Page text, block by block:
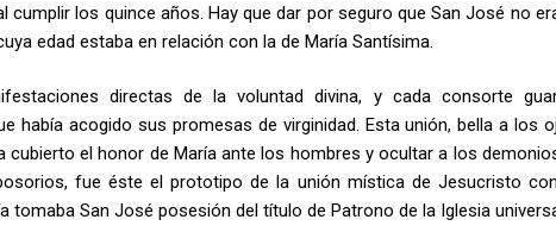
los quince años. Hay que dar por seguro que San José no
edad estaba en relación con la de María Santísima.
directas de la voluntad divina, y cada consorte
había acogido sus promesas de virginidad. Esta unión, bella a los
el honor de María ante los hombres y ocultar a los
fue éste el prototipo de la unión mística de Jesucristo
tomaba San José posesión del título de Patrono de la Iglesia